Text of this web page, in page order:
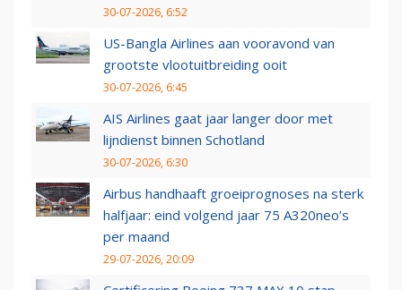
30-07-2026, 6:52
US-Bangla Airlines aan vooravond van
grootste vlootuitbreiding ooit
30-07-2026, 6:45
AIS Airlines gaat jaar langer door met
lijndienst binnen Schotland
30-07-2026, 6:30
Airbus handhaaft groeiprognoses na sterk
halfjaar: eind volgend jaar 75 A320neo’s
per maand
29-07-2026, 20:09